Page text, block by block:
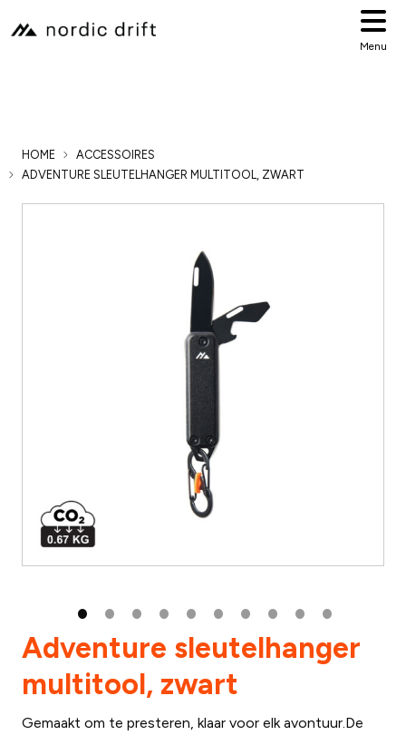
Menu
HOME
ACCESSOIRES
ADVENTURE SLEUTELHANGER MULTITOOL, ZWART
Adventure sleutelhanger
multitool, zwart
Gemaakt om te presteren, klaar voor elk avontuur.De